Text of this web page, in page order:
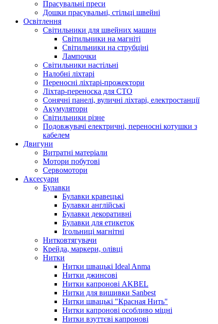
Прасувальні преси
Дошки прасувальні, стільці швейні
Освітлення
Світильники для швейних машин
Світильники на магніті
Світильники на струбціні
Лампочки
Світильники настільні
Налобні ліхтарі
Переносні ліхтарі-прожектори
Ліхтар-переноска для СТО
Сонячні панелі, вуличні ліхтарі, електростанції
Акумулятори
Світильники різне
Подовжувачі електричні, переносні котушки з
кабелем
Двигуни
Витратні матеріали
Мотори побутові
Сервомотори
Аксесуари
Булавки
Булавки кравецькі
Булавки англійські
Булавки декоративні
Булавки для етикеток
Ігольниці магнітні
Нитковтягувачи
Крейда, маркери, олівці
Нитки
Нитки швацькі Ideal Anma
Нитки джинсові
Нитки капронові AKBEL
Нитки для вишивки Sanbest
Нитки швацькі "Красная Нить"
Нитки капронові особливо міцні
Нитки взуттєві капронові